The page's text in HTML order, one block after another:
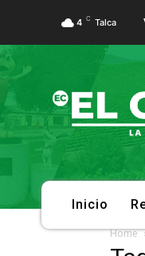
4 C Talca
Inicio
Home